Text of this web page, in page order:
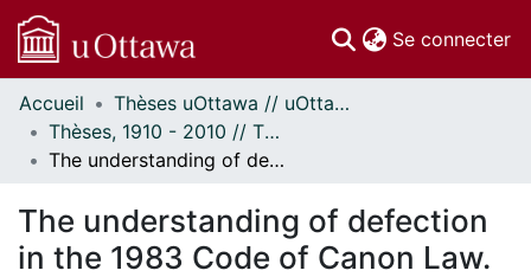
Se connecter
Communautés
et collections
Parcourir
À propos
Accueil
Thèses uOttawa // uOttawa Theses
Thèses, 1910 - 2010 // Theses, 1910 - 2010
The understanding of defection in the 1983 Code of Canon Law.
The understanding of defection
in the 1983 Code of Canon Law.